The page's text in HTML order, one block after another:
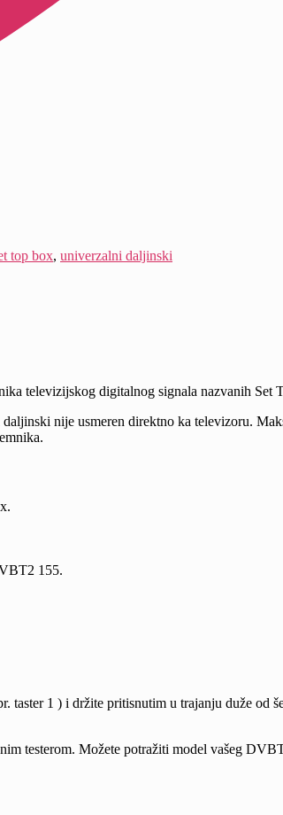
top box, univerzalni daljinski
televizijskog digitalnog signala nazvanih Set
nije usmeren direktno ka televizoru.
155.
1 ) i držite pritisnutim u trajanju duže od
testerom. Možete potražiti model vašeg